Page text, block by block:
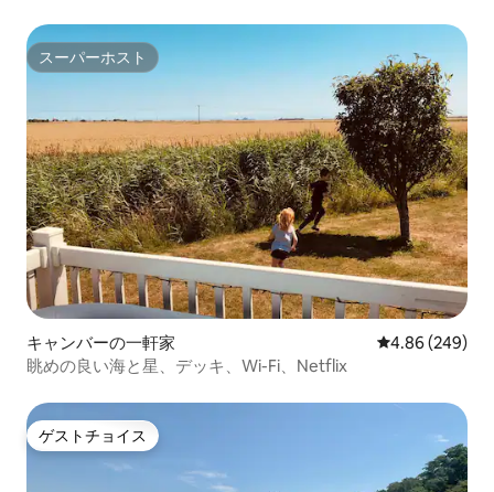
スーパーホスト
スーパーホスト
キャンバーの一軒家 レビュー249
4.86 (249)
眺めの良い海と星、デッキ、Wi-Fi、Netflix
ゲストチョイス
ゲストチョイス